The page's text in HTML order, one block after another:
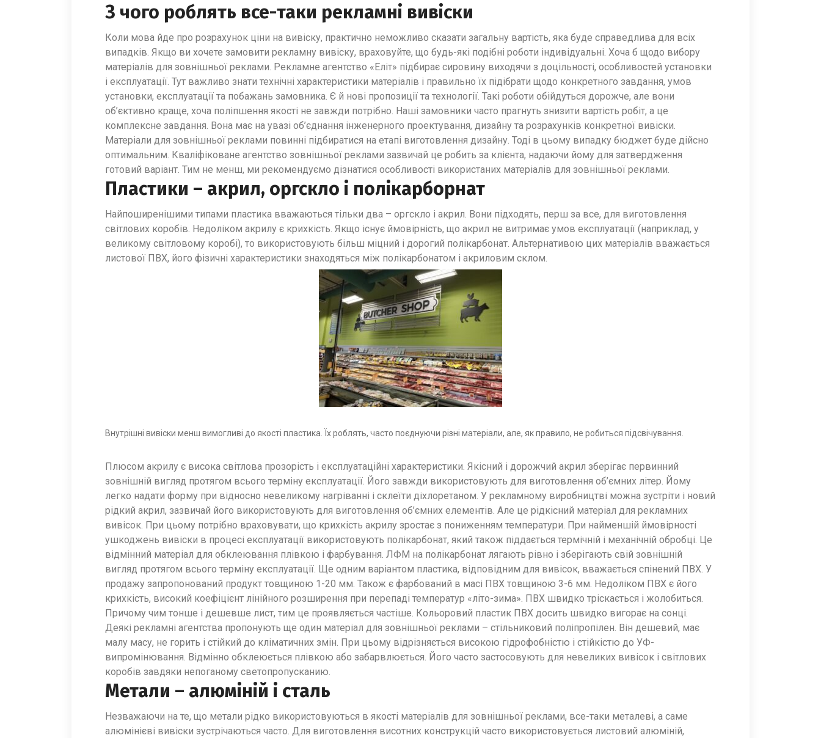
З чого роблять все-таки рекламні вивіски
Коли мова йде про розрахунок ціни на вивіску, практично неможливо сказати загальну вартість, яка буде справедлива для всіх
випадків. Якщо ви хочете замовити рекламну вивіску, враховуйте, що будь-які подібні роботи індивідуальні. Хоча б щодо вибору
матеріалів для зовнішньої реклами. Рекламне агентство «Еліт» підбирає сировину виходячи з доцільності, особливостей установки
і експлуатації. Тут важливо знати технічні характеристики матеріалів і правильно їх підібрати щодо конкретного завдання, умов
установки, експлуатації та побажань замовника. Є й нові пропозиції та технології. Такі роботи обійдуться дорожче, але вони
об’єктивно краще, хоча поліпшення якості не завжди потрібно. Наші замовники часто прагнуть знизити вартість робіт, а це
комплексне завдання. Вона має на увазі об’єднання інженерного проектування, дизайну та розрахунків конкретної вивіски.
Матеріали для зовнішньої реклами повинні підбиратися на етапі виготовлення дизайну. Тоді в цьому випадку бюджет буде дійсно
оптимальним. Кваліфіковане агентство зовнішньої реклами зазвичай це робить за клієнта, надаючи йому для затвердження
готовий варіант. Тим не менш, ми рекомендуємо дізнатися особливості використаних матеріалів для зовнішньої реклами.
Пластики – акрил, оргскло і полікарборнат
Найпоширенішими типами пластика вважаються тільки два – оргскло і акрил. Вони підходять, перш за все, для виготовлення
світлових коробів. Недоліком акрилу є крихкість. Якщо існує ймовірність, що акрил не витримає умов експлуатації (наприклад, у
великому світловому коробі), то використовують більш міцний і дорогий полікарбонат. Альтернативою цих матеріалів вважається
листової ПВХ, його фізичні характеристики знаходяться між полікарбонатом і акриловим склом.
Внутрішні вивіски менш вимогливі до якості пластика. Їх роблять, часто поєднуючи різні матеріали, але, як правило, не робиться підсвічування.
Плюсом акрилу є висока світлова прозорість і експлуатаційні характеристики. Якісний і дорожчий акрил зберігає первинний
зовнішній вигляд протягом всього терміну експлуатації. Його завжди використовують для виготовлення об’ємних літер. Йому
легко надати форму при відносно невеликому нагріванні і склеїти діхлоретаном. У рекламному виробництві можна зустріти і новий
рідкий акрил, зазвичай його використовують для виготовлення об’ємних елементів. Але це рідкісний матеріал для рекламних
вивісок. При цьому потрібно враховувати, що крихкість акрилу зростає з пониженням температури. При найменшій ймовірності
ушкоджень вивіски в процесі експлуатації використовують полікарбонат, який також піддається термічній і механічній обробці. Це
відмінний матеріал для обклеювання плівкою і фарбування. ЛФМ на полікарбонат лягають рівно і зберігають свій зовнішній
вигляд протягом всього терміну експлуатації. Ще одним варіантом пластика, відповідним для вивісок, вважається спінений ПВХ. У
продажу запропонований продукт товщиною 1-20 мм. Також є фарбований в масі ПВХ товщиною 3-6 мм. Недоліком ПВХ є його
крихкість, високий коефіцієнт лінійного розширення при перепаді температур «літо-зима». ПВХ швидко тріскається і жолобиться.
Причому чим тонше і дешевше лист, тим це проявляється частіше. Кольоровий пластик ПВХ досить швидко вигорає на сонці.
Деякі рекламні агентства пропонують ще один матеріал для зовнішньої реклами – стільниковий поліпропілен. Він дешевий, має
малу масу, не горить і стійкий до кліматичних змін. При цьому відрізняється високою гідрофобністю і стійкістю до УФ-
випромінювання. Відмінно обклеюється плівкою або забарвлюється. Його часто застосовують для невеликих вивісок і світлових
коробів завдяки непоганому светопропусканию.
Метали – алюміній і сталь
Незважаючи на те, що метали рідко використовуються в якості матеріалів для зовнішньої реклами, все-таки металеві, а саме
алюмінієві вивіски зустрічаються часто. Для виготовлення висотних конструкцій часто використовується листовий алюміній,